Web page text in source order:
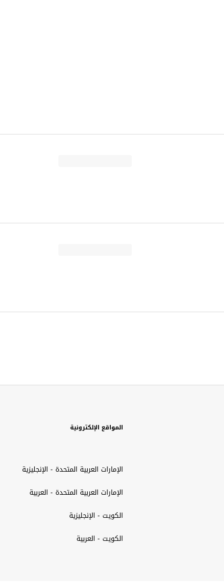
المواقع الإلكترونية
الإمارات العربية المتحدة - الإنجليزية
الإمارات العربية المتحدة - العربية
الكويت - الإنجليزية
الكويت - العربية